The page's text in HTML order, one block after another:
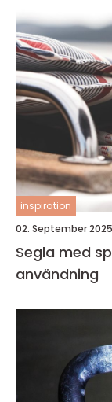
inspiration
02. September 2025
Segla med
användning